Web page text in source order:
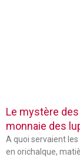
Le mystère
monnaie des
A quoi servaient
en orichalque,